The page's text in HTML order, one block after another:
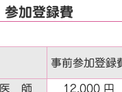
参加登録費
事前参加登録
医 師
12,000 円